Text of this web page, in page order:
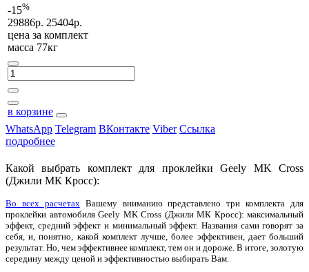
-15%
29886р. 25404р.
цена за комплект
масса 77кг
в корзине
WhatsApp Telegram ВКонтакте Viber Ссылка
подробнее
Какой выбрать комплект для проклейки Geely MK Cross
(Джили МК Кросс):
Во всех расчетах Вашему вниманию представлено три комплекта для
проклейки автомобиля Geely MK Cross (Джили МК Кросс): максимальный
эффект, средний эффект и минимальный эффект. Названия сами говорят за
себя, и, понятно, какой комплект лучше, более эффективен, дает больший
результат. Но, чем эффективнее комплект, тем он и дороже. В итоге, золотую
середину между ценой и эффективностью выбирать Вам.